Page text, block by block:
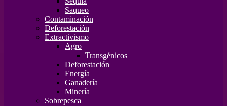
Saqueo
Contaminación
Deforestación
Extractivismo
Agro
Transgénicos
Deforestación
Energía
Ganadería
Minería
Sobrepesca